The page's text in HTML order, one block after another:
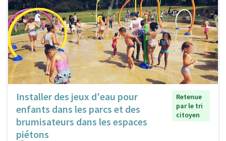
Installer des jeux d'eau pour
enfants dans les parcs et des
brumisateurs dans les espaces
piétons
Retenue
par le tri
citoyen